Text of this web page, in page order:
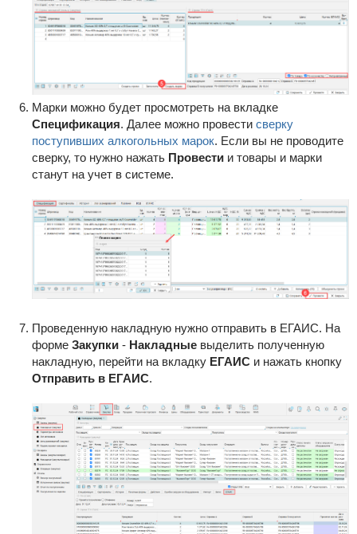
Марки можно будет просмотреть на вкладке
Спецификация. Далее можно провести сверку
поступивших алкогольных марок. Если вы не проводите
сверку, то нужно нажать Провести и товары и марки
станут на учет в системе.
Проведенную накладную нужно отправить в ЕГАИС. На
форме Закупки - Накладные выделить полученную
накладную, перейти на вкладку ЕГАИС и нажать кнопку
Отправить в ЕГАИС.